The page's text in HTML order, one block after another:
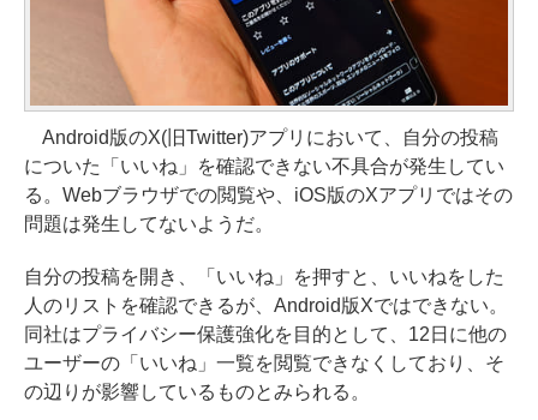
Android版のX(旧Twitter)アプリにおいて、自分の投稿
についた「いいね」を確認できない不具合が発生してい
る。Webブラウザでの閲覧や、iOS版のXアプリではその
問題は発生してないようだ。
自分の投稿を開き、「いいね」を押すと、いいねをした
人のリストを確認できるが、Android版Xではできない。
同社はプライバシー保護強化を目的として、12日に他の
ユーザーの「いいね」一覧を閲覧できなくしており、そ
の辺りが影響しているものとみられる。